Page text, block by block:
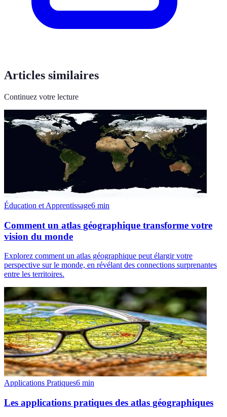
Articles similaires
Continuez votre lecture
Éducation et Apprentissage6 min
Comment un atlas géographique transforme votre
vision du monde
Explorez comment un atlas géographique peut élargir votre
perspective sur le monde, en révélant des connections surprenantes
entre les territoires.
Applications Pratiques6 min
Les applications pratiques des atlas géographiques